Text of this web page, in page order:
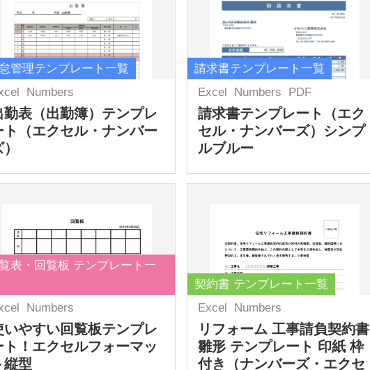
管理テンプレート一覧
Numbers
勤表（出勤簿）テンプレ
ト（エクセル・ナンバー
請求書テンプレート一覧
Excel
Numbers PDF
請求書テンプレート（エク
セル・ナンバーズ）シンプ
ルブルー
表・回覧板 テンプレート一
Numbers
いやすい回覧板テンプレ
ト！エクセルフォーマッ
縦型
契約書 テンプレート一覧
Excel
Numbers
リフォーム 工事請負契約書
雛形 テンプレート 印紙 枠
付き（ナンバーズ・エクセ